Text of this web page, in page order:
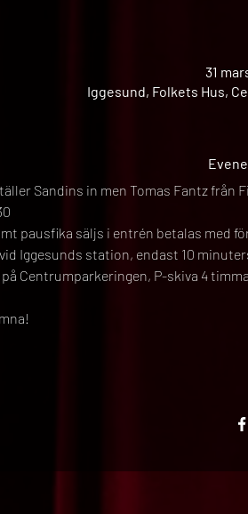
31
Iggesund, Folkets Hus,
Sandins in men Tomas Fantz från
pausfika säljs i entrén betalas med
Iggesunds station, endast 10
Centrumparkeringen, P-skiva 4